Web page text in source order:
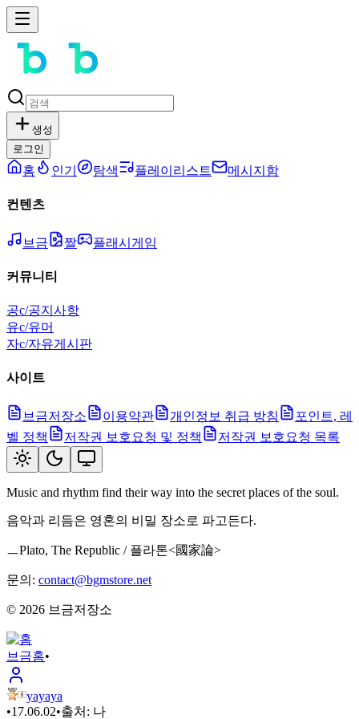
생성
로그인
홈 인기 탐색 플레이리스트 메시지함
컨텐츠
브금 짤 플래시게임
커뮤니티
공c/공지사항
유c/유머
자c/자유게시판
사이트
브금저장소 이용약관 개인정보 취급 방침
포인트, 레
벨 정책
저작권 보호요청 및 정책 저작권 보호요청 목록
Music and rhythm find their way into the secret places of the soul.
음악과 리듬은 영혼의 비밀 장소로 파고든다.
ㅡPlato, The Republic / 플라톤<國家論>
문의: contact@bgmstore.net
© 2026 브금저장소
브금홈•
yayaya
•17.06.02•출처: 나